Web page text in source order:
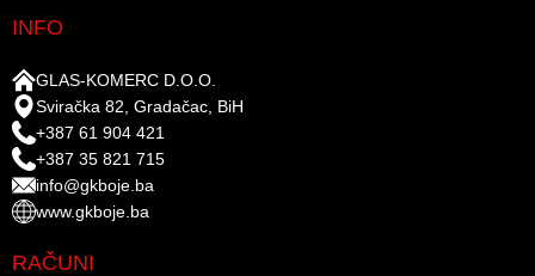
INFO
GLAS-KOMERC D.O.O.
Sviračka 82, Gradačac, BiH
+387 61 904 421
+387 35 821 715
info@gkboje.ba
www.gkboje.ba
RAČUNI